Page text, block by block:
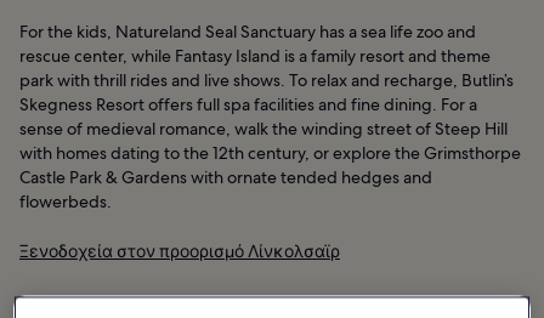
For the kids, Natureland Seal Sanctuary has a sea life zoo and
rescue center, while Fantasy Island is a family resort and theme
park with thrill rides and live shows. To relax and recharge, Butlin’s
Skegness Resort offers full spa facilities and fine dining. For a
sense of medieval romance, walk the winding street of Steep Hill
with homes dating to the 12th century, or explore the Grimsthorpe
Castle Park & Gardens with ornate tended hedges and
flowerbeds.
Ξενοδοχεία στον προορισμό Λίνκολσαϊρ